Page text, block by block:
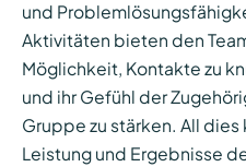
und
Aktivitäten bieten den
Möglichkeit, Kontakte zu
und ihr Gefühl der
Gruppe zu stärken. All
Leistung und Ergebnisse